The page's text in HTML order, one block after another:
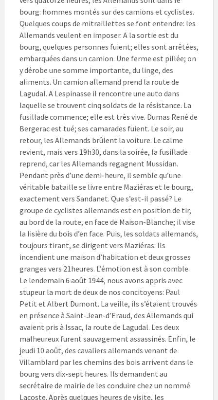
bourg: hommes montés sur des camions et cyclistes.
Quelques coups de mitraillettes se font entendre: les
Allemands veulent en imposer. A la sortie est du
bourg, quelques personnes fuient; elles sont arrêtées,
embarquées dans un camion. Une ferme est pillée; on
y dérobe une somme importante, du linge, des
aliments. Un camion allemand prend la route de
Lagudal. A Lespinasse il rencontre une auto dans
laquelle se trouvent cinq soldats de la résistance. La
fusillade commence; elle est très vive. Dumas René de
Bergerac est tué; ses camarades fuient. Le soir, au
retour, les Allemands brûlent la voiture. Le calme
revient, mais vers 19h30, dans la soirée, la fusillade
reprend, car les Allemands regagnent Mussidan.
Pendant près d’une demi-heure, il semble qu’une
véritable bataille se livre entre Maziéras et le bourg,
exactement vers Sandanet. Que s’est-il passé? Le
groupe de cyclistes allemands est en position de tir,
au bord de la route, en face de Maison-Blanche; il vise
la lisière du bois d’en face. Puis, les soldats allemands,
toujours tirant, se dirigent vers Maziéras. Ils
incendient une maison d’habitation et deux grosses
granges vers 21heures. L’émotion est à son comble.
Le lendemain 6 août 1944, nous avons appris avec
stupeur la mort de deux de nos concitoyens: Paul
Petit et Albert Dumont. La veille, ils s’étaient trouvés
en présence à Saint-Jean-d’Eraud, des Allemands qui
avaient pris à lssac, la route de Lagudal. Les deux
malheureux furent sauvagement assassinés. Enfin, le
jeudi 10 août, des cavaliers allemands venant de
Villamblard par les chemins des bois arrivent dans le
bourg vers dix-sept heures. Ils demandent au
secrétaire de mairie de les conduire chez un nommé
Lacoste. Après quelques heures de visite, les